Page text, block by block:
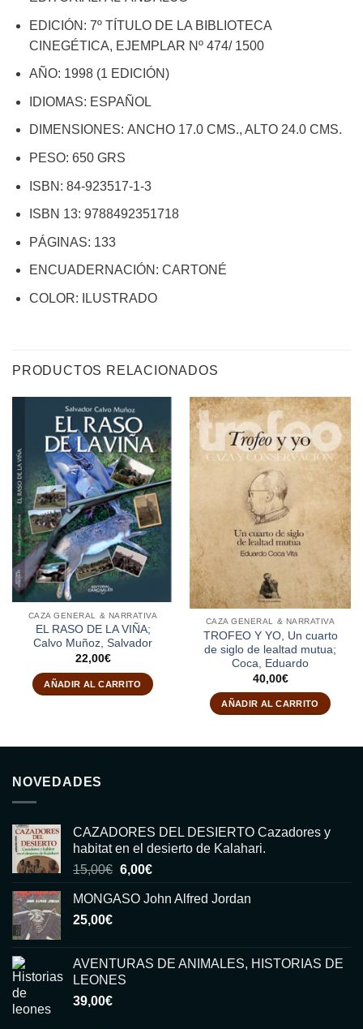
EDICIÓN: 7º TÍTULO DE LA BIBLIOTECA
CINEGÉTICA, EJEMPLAR Nº 474/ 1500
AÑO: 1998 (1 EDICIÓN)
IDIOMAS: ESPAÑOL
DIMENSIONES: ANCHO 17.0 CMS., ALTO 24.0 CMS.
PESO: 650 GRS
ISBN: 84-923517-1-3
ISBN 13: 9788492351718
PÁGINAS: 133
ENCUADERNACIÓN: CARTONÉ
COLOR: ILUSTRADO
PRODUCTOS RELACIONADOS
CAZA GENERAL & NARRATIVA
EL RASO DE LA VIÑA;
Calvo Muñoz, Salvador
22,00€
AÑADIR AL CARRITO
CAZA GENERAL & NARRATIVA
TROFEO Y YO, Un cuarto
de siglo de lealtad mutua;
Coca, Eduardo
40,00€
AÑADIR AL CARRITO
NOVEDADES
CAZADORES DEL DESIERTO Cazadores y
habitat en el desierto de Kalahari.
15,00€ El
original
6,00€El
actual
MONGASO John Alfred Jordan
25,00€
AVENTURAS DE ANIMALES, HISTORIAS DE
LEONES
39,00€